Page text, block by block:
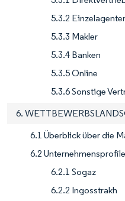
5.3.2
5.3.3 Makler
5.3.4 Banken
5.3.5 Online
5.3.6 Sonstige
6.
6.1 Überblick über die
6.2 Unternehmensprofile
6.2.1 Sogaz
6.2.2 Ingosstrakh